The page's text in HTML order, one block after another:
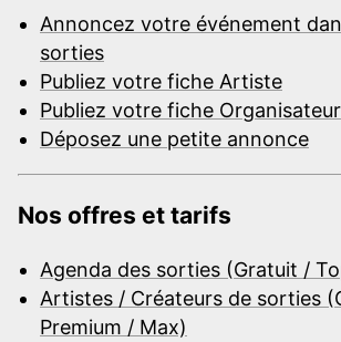
Annoncez votre événement
sorties
Publiez votre fiche Artiste
Publiez votre fiche Organisateur
Déposez une petite annonce
Nos offres et tarifs
Agenda des sorties (Gratuit /
Artistes / Créateurs de sorties
Premium / Max)